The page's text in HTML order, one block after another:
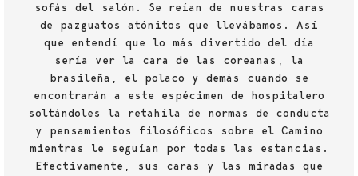
sofás del salón. Se reían de nuestras caras
de pazguatos atónitos que llevábamos. Así
que entendí que lo más divertido del día
sería ver la cara de las coreanas, la
brasileña, el polaco y demás cuando se
encontrarán a este espécimen de hospitalero
soltándoles la retahíla de normas de conducta
y pensamientos filosóficos sobre el Camino
mientras le seguían por todas las estancias.
Efectivamente, sus caras y las miradas que